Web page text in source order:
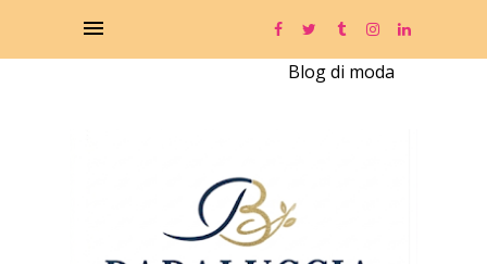
Blog di moda